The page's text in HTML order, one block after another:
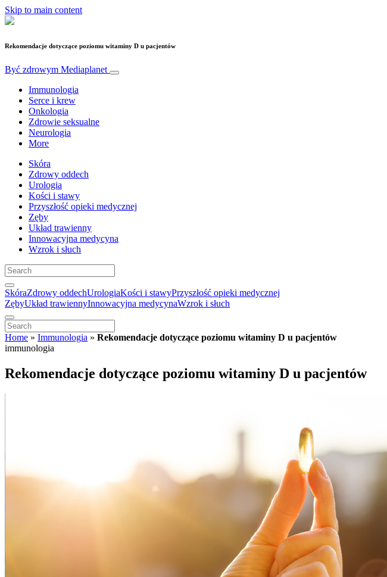
Skip to main content
Rekomendacje dotyczące poziomu witaminy D u pacjentów
Być zdrowym Mediaplanet
Immunologia
Serce i krew
Onkologia
Zdrowie seksualne
Neurologia
More
Skóra
Zdrowy oddech
Urologia
Kości i stawy
Przyszłość opieki medycznej
Zęby
Układ trawienny
Innowacyjna medycyna
Wzrok i słuch
SkóraZdrowy oddechUrologiaKości i stawyPrzyszłość opieki medycznej
ZębyUkład trawiennyInnowacyjna medycynaWzrok i słuch
Home » Immunologia » Rekomendacje dotyczące poziomu witaminy D u pacjentów
immunologia
Rekomendacje dotyczące poziomu witaminy D u pacjentów